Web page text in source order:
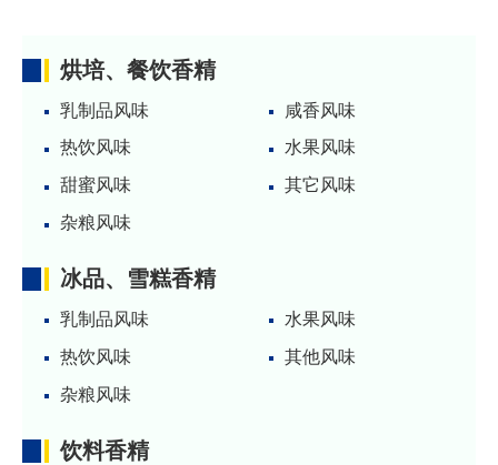
烘培、餐饮香精
乳制品风味
咸香风味
热饮风味
水果风味
甜蜜风味
其它风味
杂粮风味
冰品、雪糕香精
乳制品风味
水果风味
热饮风味
其他风味
杂粮风味
饮料香精